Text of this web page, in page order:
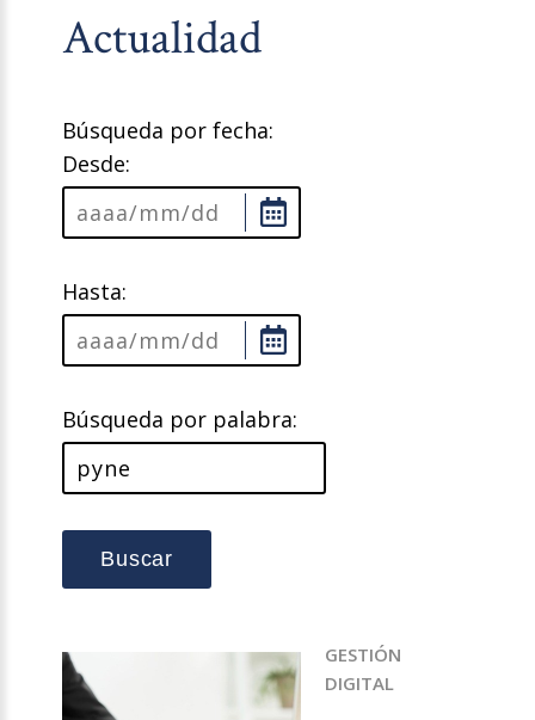
Actualidad
Búsqueda por fecha:
Desde:
Hasta:
Búsqueda por palabra:
Buscar
GESTIÓN
DIGITAL